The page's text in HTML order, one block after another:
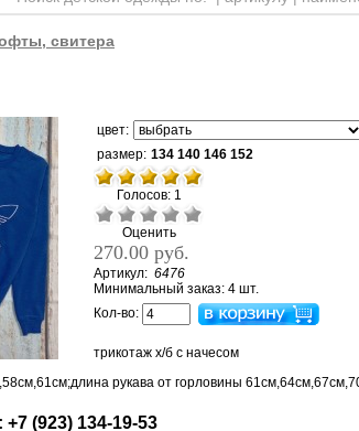
свитера
цвет:
размер: 134 140 146 152
Голосов: 1
Оценить
270.00 руб.
Артикул: 6476
Минимальный заказ: 4 шт.
Кол-во:
трикотаж х/б с начесом
рукава от горловины
(923) 134-19-53